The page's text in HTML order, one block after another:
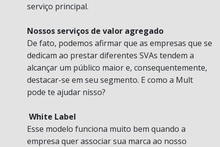
serviço principal.
Nossos serviços de valor agregado
De fato, podemos afirmar que as empresas que se
dedicam ao prestar diferentes SVAs tendem a
alcançar um público maior e, consequentemente,
destacar-se em seu segmento. E como a Mult
pode te ajudar nisso?
White Label
Esse modelo funciona muito bem quando a
empresa quer associar sua marca ao nosso